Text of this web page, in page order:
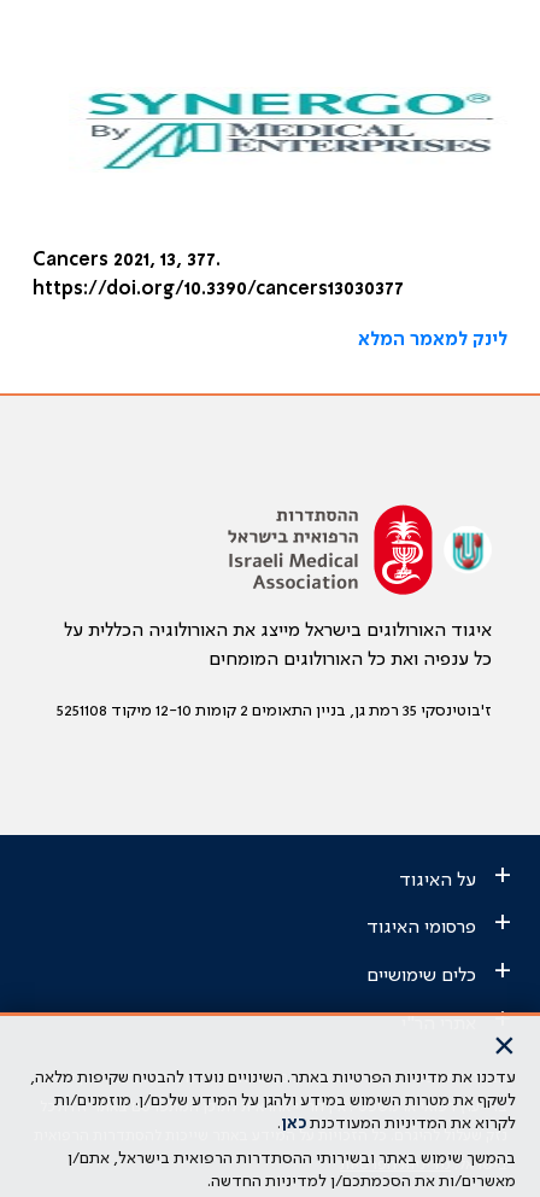
Cancers 2021, 13, 377.
https://doi.org/10.3390/cancers13030377
לינק למאמר המלא
איגוד האורולוגים בישראל מייצג את האורולוגיה הכללית על
כל ענפיה ואת כל האורולוגים המומחים
ז'בוטינסקי 35 רמת גן, בניין התאומים 2 קומות 12-10 מיקוד 5251108
+ על האיגוד
+ פרסומי האיגוד
+ כלים שימושיים
+
הבהרה משפטית: כל נושא המופיע באתר זה נועד להשכלה בלבד ואין לראות
בו ייעוץ רפואי או משפטי. אין הר"י אחראית לתוכן המתפרסם באתר זה ולכל
בישראל.מדיניות הפרטיות
×
עדכנו את מדיניות הפרטיות באתר. השינויים נועדו להבטיח שקיפות מלאה,
לשקף את מטרות השימוש במידע ולהגן על המידע שלכם/ן. מוזמנים/ות
לקרוא את המדיניות המעודכנת כאן.
בהמשך שימוש באתר ובשירותי ההסתדרות הרפואית בישראל, אתם/ן
מאשרים/ות את הסכמתכם/ן למדיניות החדשה.